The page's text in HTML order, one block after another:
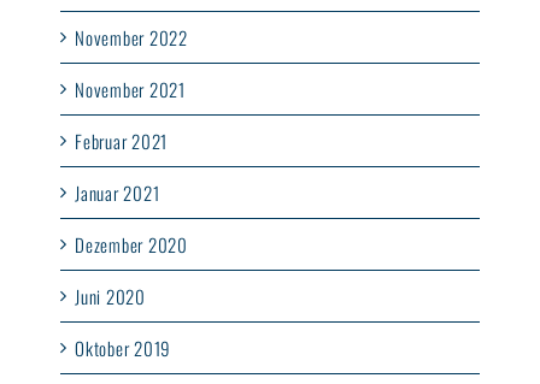
November 2022
November 2021
Februar 2021
Januar 2021
Dezember 2020
Juni 2020
Oktober 2019